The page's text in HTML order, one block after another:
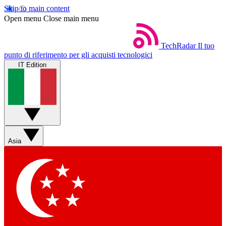
Skip to main content
Open menu Close main menu
TechRadar Il tuo
punto di riferimento per gli acquisti tecnologici
IT Edition
Asia